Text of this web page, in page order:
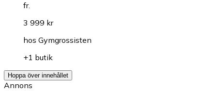
fr.
3 999 kr
hos Gymgrossisten
+1 butik
Hoppa över innehållet
Annons